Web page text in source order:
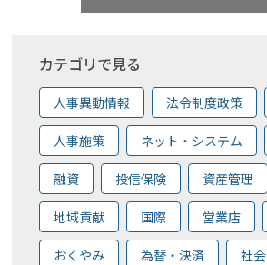
カテゴリで見る
人事異動情報 法令制度政策
人事施策 ネット・システム
融資 投信保険 資産管理
地域貢献 国際 営業店
おくやみ 為替・決済 社会